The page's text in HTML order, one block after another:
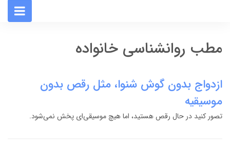
مطب روانشناسی خانواده
ازدواج بدون گوش شنوا، مثل رقص بدون
موسیقیه
تصور کنید در حال رقص هستید، اما هیچ موسیقی‌ای پخش نمی‌شود.